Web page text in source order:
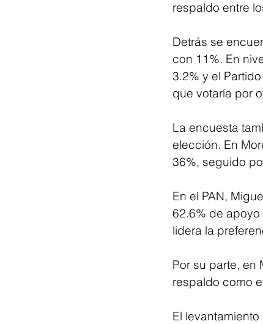
respaldo entre
Detrás se
con 11%. En
3.2% y el
que votaría por
La encuesta
elección. En
36%, seguido
En el PAN,
62.6% de apoyo
lidera la
Por su parte, en
respaldo como
El